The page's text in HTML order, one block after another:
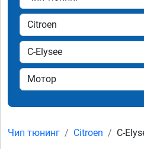
Чип тюнинг Citroen C-